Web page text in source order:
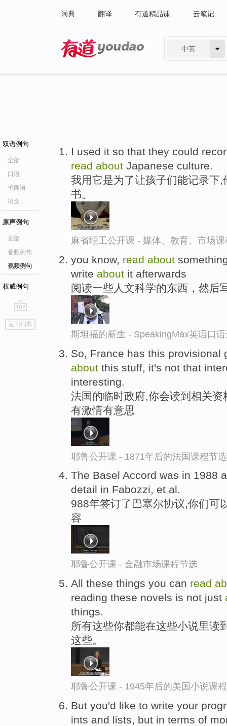
词典 翻译 有道精品课 云笔记
中英
双语例句
全部
口语
书面语
论文
原声例句
全部
音频例句
视频例句
权威例句
go
top
返回词典
I used it so that they could
read about Japanese culture.
我用它是为了让孩子们能记录下
书。
麻省理工公开课 - 媒体、教育、市场
you know, read about
write about it afterwards
阅读一些人文科学的东西，然后
斯坦福的新生 - SpeakingMax英语口
So, France has this
about this stuff, it's not that
interesting.
法国的临时政府,你会读到相关
有激情有意思
耶鲁公开课 - 1871年后的法国课程节选
The Basel Accord was in 1988
detail in Fabozzi, et al.
988年签订了巴塞尔协议,你们可
容
耶鲁公开课 - 金融市场课程节选
All these things you can read
reading these novels is not just
things.
所有这些你都能在这些小说里读
这些。
耶鲁公开课 - 1945年后的美国小说课
But you'd like to write your
ints and lists, but in terms of